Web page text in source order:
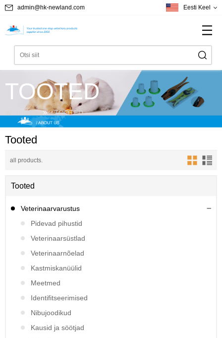
admin@hk-newland.com Eesti Keel
TOOTED
Home TOOTED
Tooted
all products.
Tooted
Veterinaarvarustus
Pidevad pihustid
Veterinaarsüstlad
Veterinaarnõelad
Kastmiskanüülid
Meetmed
Identifitseerimised
Nibujoodikud
Kausid ja söötjad